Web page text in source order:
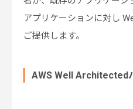
アプリケーションに対し
ご提供します。
AWS Well Architected